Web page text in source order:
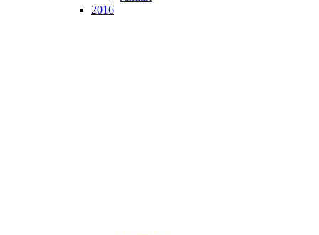
2016